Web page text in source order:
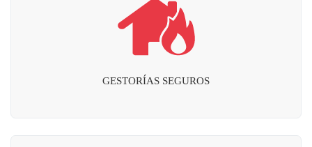
GESTORÍAS SEGUROS